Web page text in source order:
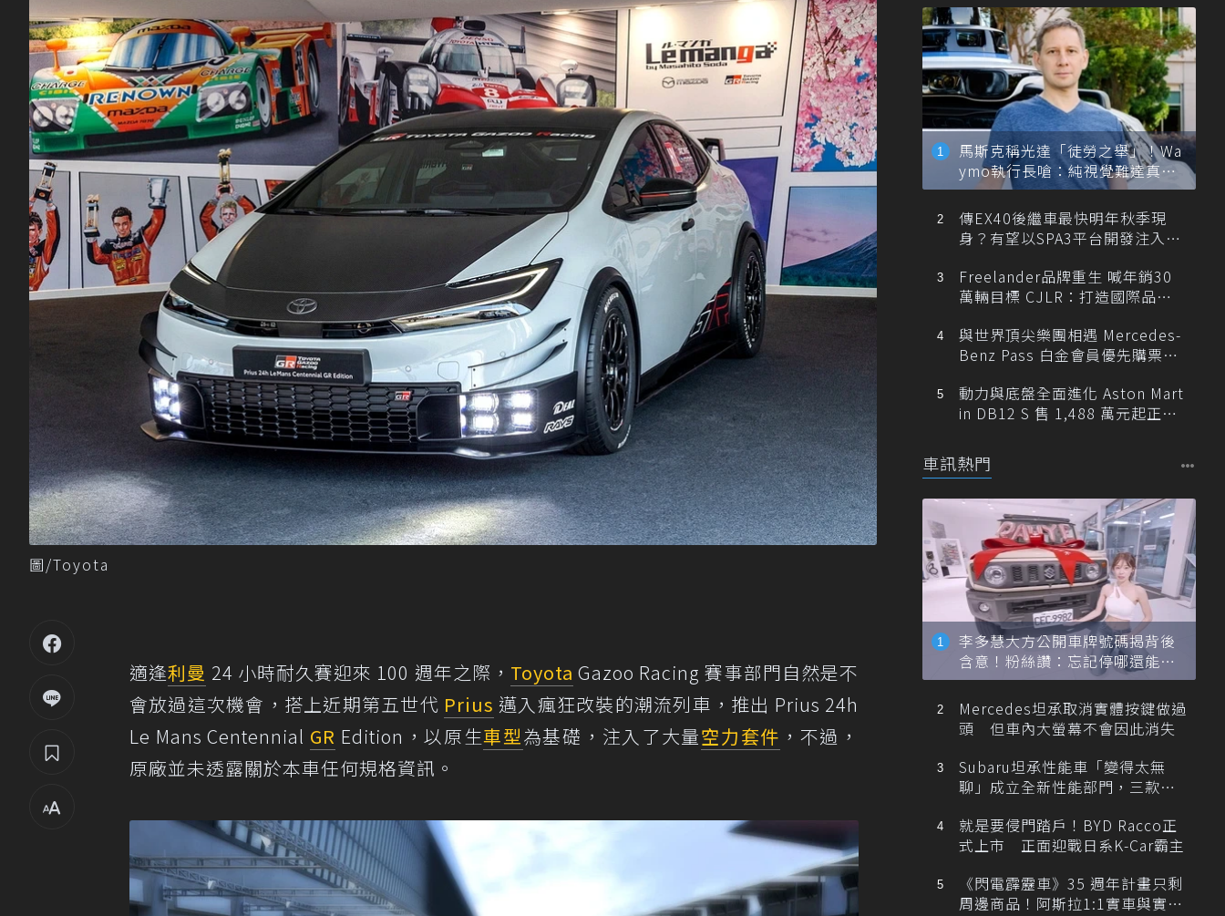
圖/Toyota
適逢利曼 24 小時耐久賽迎來 100 週年之際， Toyota Gazoo Racing 賽事部門自然是不
會放過這次機會，搭上近期第五世代 Prius 邁入瘋狂改裝的潮流列車，推出 Prius 24h
Le Mans Centennial GR Edition，以原生車型為基礎，注入了大量空力套件 ，不過，
原廠並未透露關於本車任何規格資訊。
馬斯克稱光達「徒勞之舉」！Wa
ymo執行長嗆：純視覺難達真正
自動駕駛
傳EX40後繼車最快明年秋季現
身？有望以SPA3平台開發注入80
Freelander品牌重生 喊年銷30
萬輛目標 CJLR：打造國際品牌
與世界頂尖樂團相遇 Mercedes-
Benz Pass 白金會員優先購票維
動力與底盤全面進化 Aston Mart
in DB12 S 售 1,488 萬元起正式
車訊熱門
李多慧大方公開車牌號碼揭背後
含意！粉絲讚：忘記停哪還能幫
忙找車
Mercedes坦承取消實體按鍵做過
頭 但車內大螢幕不會因此消失
Subaru坦承性能車「變得太無
聊」成立全新性能部門，三款手
就是要侵門踏戶！BYD Racco正
式上市 正面迎戰日系K-Car霸主
《閃電霹靂車》35 週年計畫只剩
周邊商品！阿斯拉1:1實車與實體